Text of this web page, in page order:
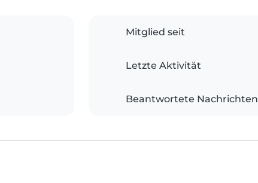
Mitglied seit
Letzte Aktivität
Beantwortete Nachrichten